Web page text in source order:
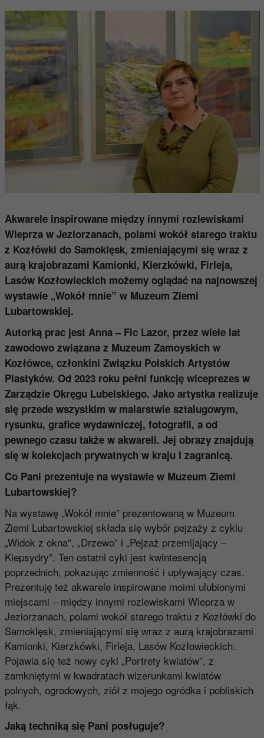
Akwarele inspirowane między innymi rozlewiskami
Wieprza w Jeziorzanach, polami wokół starego traktu
z Kozłówki do Samoklęsk, zmieniającymi się wraz z
aurą krajobrazami Kamionki, Kierzkówki, Firleja,
Lasów Kozłowieckich możemy oglądać na najnowszej
wystawie „Wokół mnie” w Muzeum Ziemi
Lubartowskiej.
Autorką prac jest Anna – Fic Lazor, przez wiele lat
zawodowo związana z Muzeum Zamoyskich w
Kozłówce, członkini Związku Polskich Artystów
Plastyków. Od 2023 roku pełni funkcję wiceprezes w
Zarządzie Okręgu Lubelskiego. Jako artystka realizuje
się przede wszystkim w malarstwie sztalugowym,
rysunku, grafice wydawniczej, fotografii, a od
pewnego czasu także w akwareli. Jej obrazy znajdują
się w kolekcjach prywatnych w kraju i zagranicą.
Co Pani prezentuje na wystawie w Muzeum Ziemi
Lubartowskiej?
Na wystawę „Wokół mnie” prezentowaną w Muzeum
Ziemi Lubartowskiej składa się wybór pejzaży z cyklu
„Widok z okna”, „Drzewo” i „Pejzaż przemijający –
Klepsydry”. Ten ostatni cykl jest kwintesencją
poprzednich, pokazując zmienność i upływający czas.
Prezentuję też akwarele inspirowane moimi ulubionymi
miejscami – między innymi rozlewiskami Wieprza w
Jeziorzanach, polami wokół starego traktu z Kozłówki do
Samoklęsk, zmieniającymi się wraz z aurą krajobrazami
Kamionki, Kierzkówki, Firleja, Lasów Kozłowieckich.
Pojawia się też nowy cykl „Portrety kwiatów”, z
zamkniętymi w kwadratach wizerunkami kwiatów
polnych, ogrodowych, ziół z mojego ogródka i pobliskich
łąk.
Jaką techniką się Pani posługuje?